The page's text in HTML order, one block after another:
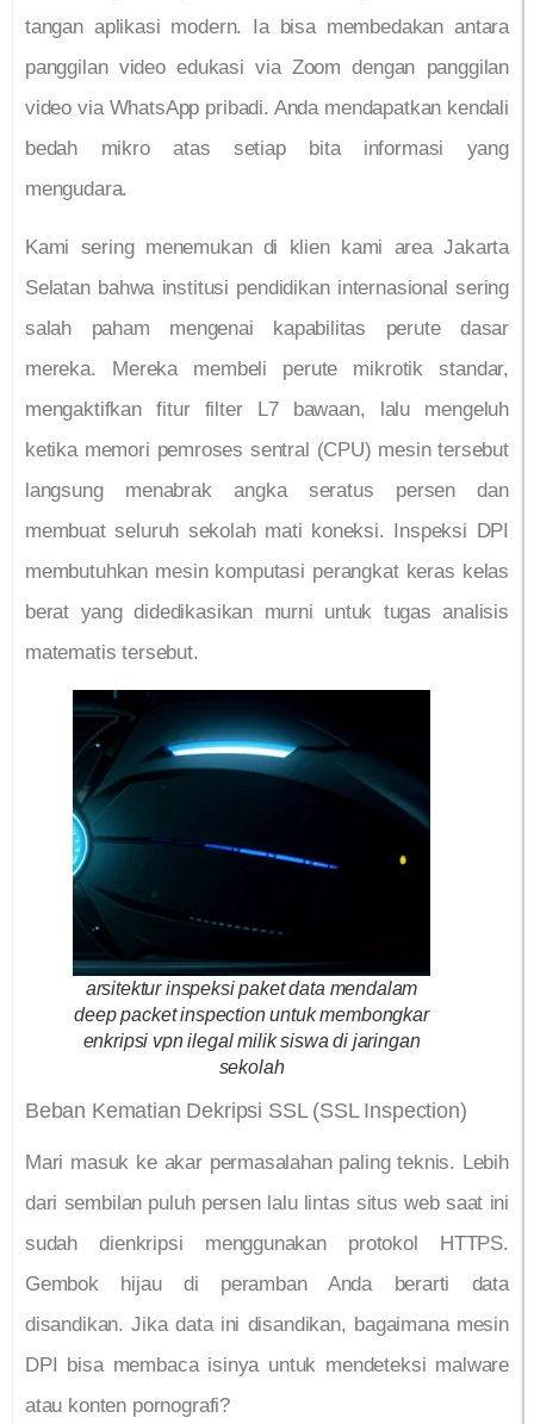
tangan aplikasi modern. Ia bisa membedakan antara
panggilan video edukasi via Zoom dengan panggilan
video via WhatsApp pribadi. Anda mendapatkan kendali
bedah mikro atas setiap bita informasi yang
mengudara.
Kami sering menemukan di klien kami area Jakarta
Selatan bahwa institusi pendidikan internasional sering
salah paham mengenai kapabilitas perute dasar
mereka. Mereka membeli perute mikrotik standar,
mengaktifkan fitur filter L7 bawaan, lalu mengeluh
ketika memori pemroses sentral (CPU) mesin tersebut
langsung menabrak angka seratus persen dan
membuat seluruh sekolah mati koneksi. Inspeksi DPI
membutuhkan mesin komputasi perangkat keras kelas
berat yang didedikasikan murni untuk tugas analisis
matematis tersebut.
arsitektur inspeksi paket data mendalam
deep packet inspection untuk membongkar
enkripsi vpn ilegal milik siswa di jaringan
sekolah
Beban Kematian Dekripsi SSL (SSL Inspection)
Mari masuk ke akar permasalahan paling teknis. Lebih
dari sembilan puluh persen lalu lintas situs web saat ini
sudah dienkripsi menggunakan protokol HTTPS.
Gembok hijau di peramban Anda berarti data
disandikan. Jika data ini disandikan, bagaimana mesin
DPI bisa membaca isinya untuk mendeteksi malware
atau konten pornografi?